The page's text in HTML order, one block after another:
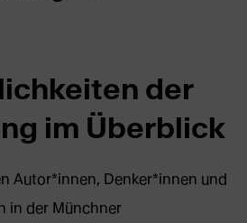
der
im Überblick
Autor*innen, Denker*innen und
in der Münchner